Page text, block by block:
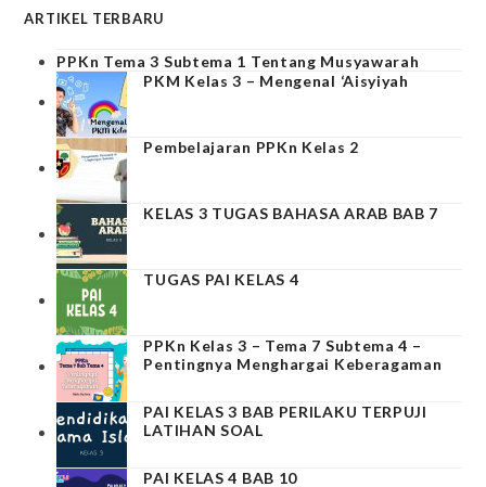
ARTIKEL TERBARU
PPKn Tema 3 Subtema 1 Tentang Musyawarah
PKM Kelas 3 – Mengenal ‘Aisyiyah
Pembelajaran PPKn Kelas 2
KELAS 3 TUGAS BAHASA ARAB BAB 7
TUGAS PAI KELAS 4
PPKn Kelas 3 – Tema 7 Subtema 4 –
Pentingnya Menghargai Keberagaman
PAI KELAS 3 BAB PERILAKU TERPUJI
LATIHAN SOAL
PAI KELAS 4 BAB 10